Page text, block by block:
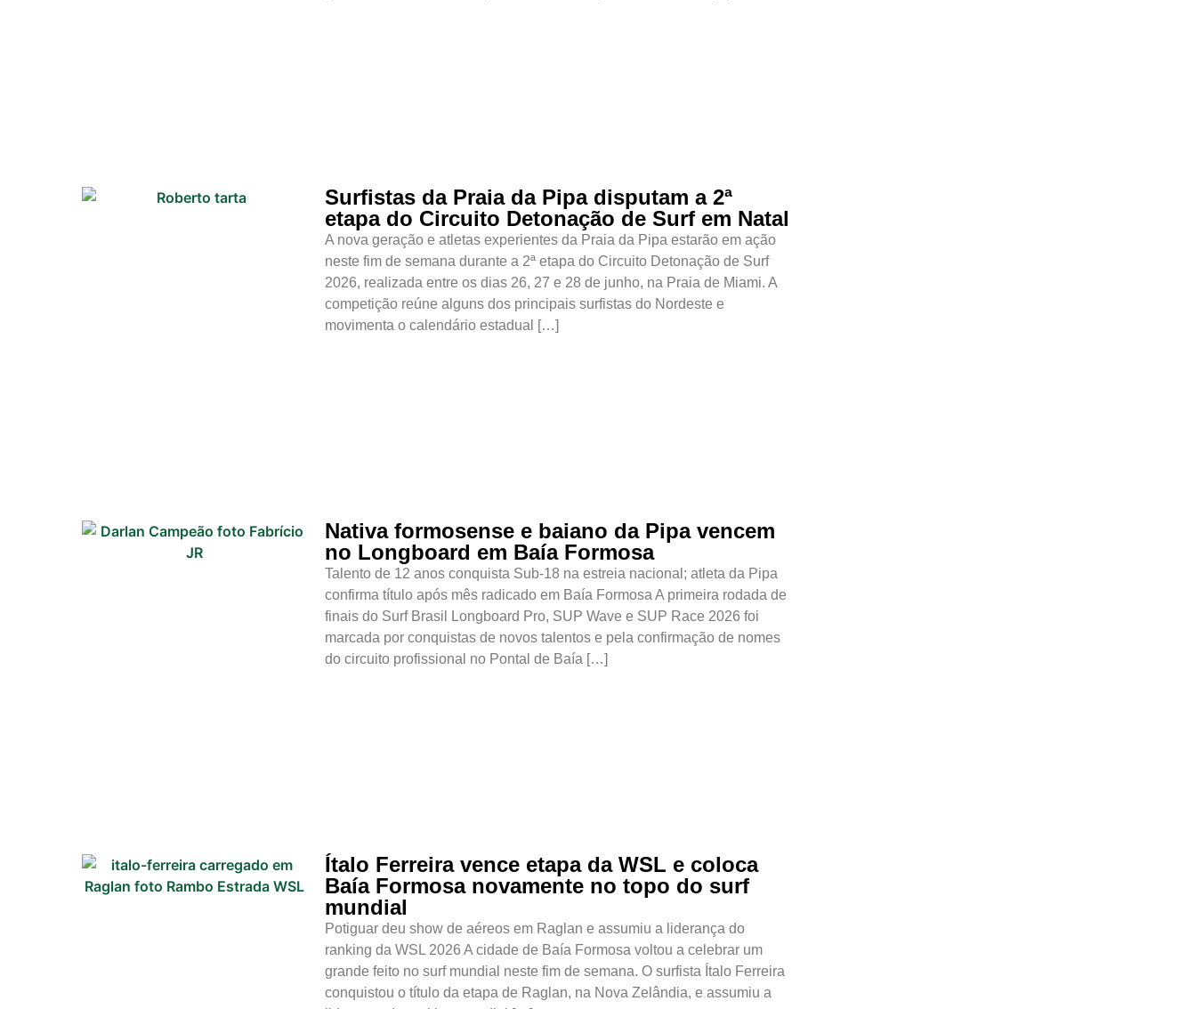
Tábua da Maré
Surfistas da Praia da Pipa disputam a 2ª
etapa do Circuito Detonação de Surf em Natal
A nova geração e atletas experientes da Praia da Pipa estarão em ação
neste fim de semana durante a 2ª etapa do Circuito Detonação de Surf
2026, realizada entre os dias 26, 27 e 28 de junho, na Praia de Miami. A
competição reúne alguns dos principais surfistas do Nordeste e
movimenta o calendário estadual […]
Nativa formosense e baiano da Pipa vencem
no Longboard em Baía Formosa
Talento de 12 anos conquista Sub-18 na estreia nacional; atleta da Pipa
confirma título após mês radicado em Baía Formosa A primeira rodada de
finais do Surf Brasil Longboard Pro, SUP Wave e SUP Race 2026 foi
marcada por conquistas de novos talentos e pela confirmação de nomes
do circuito profissional no Pontal de Baía […]
Ítalo Ferreira vence etapa da WSL e coloca
Baía Formosa novamente no topo do surf
mundial
Potiguar deu show de aéreos em Raglan e assumiu a liderança do
ranking da WSL 2026 A cidade de Baía Formosa voltou a celebrar um
grande feito no surf mundial neste fim de semana. O surfista Ítalo Ferreira
conquistou o título da etapa de Raglan, na Nova Zelândia, e assumiu a